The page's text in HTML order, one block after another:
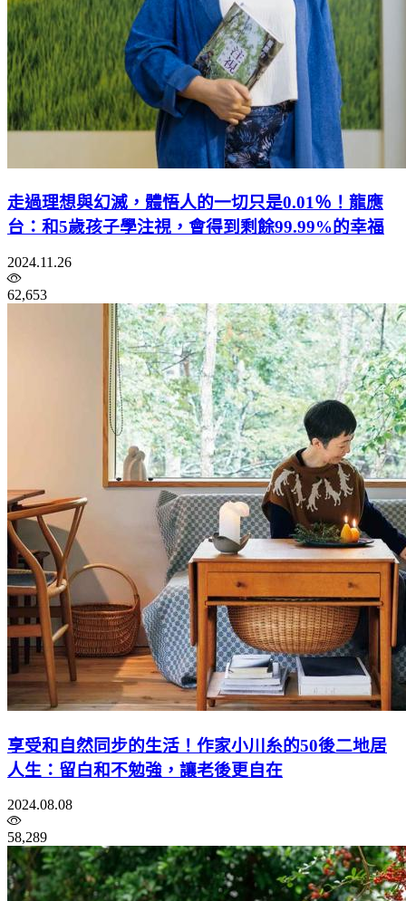
走過理想與幻滅，體悟人的一切只是0.01％！龍應
台：和5歲孩子學注視，會得到剩餘99.99%的幸福
2024.11.26
62,653
享受和自然同步的生活！作家小川糸的50後二地居
人生：留白和不勉強，讓老後更自在
2024.08.08
58,289